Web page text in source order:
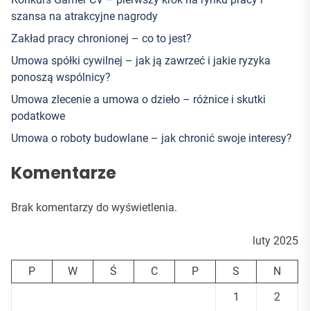
szansa na atrakcyjne nagrody
Zakład pracy chronionej – co to jest?
Umowa spółki cywilnej – jak ją zawrzeć i jakie ryzyka
ponoszą wspólnicy?
Umowa zlecenie a umowa o dzieło – różnice i skutki
podatkowe
Umowa o roboty budowlane – jak chronić swoje interesy?
Komentarze
Brak komentarzy do wyświetlenia.
luty 2025
P W Ś C P S
N
1
2